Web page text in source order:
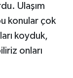
Ulaşım
konular çok
koyduk,
onları